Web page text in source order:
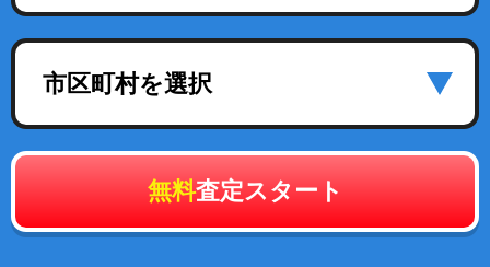
市区町村を選択
無料査定スタート